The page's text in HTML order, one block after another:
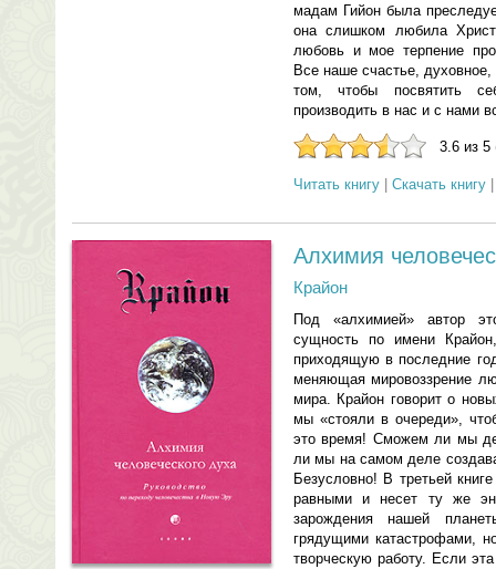
мадам Гийон была
она слишком любила
любовь и мое терпение
Все наше счастье,
том, чтобы посвятить
производить в нас и с нами
3.6 из 5
Читать книгу Скачать книгу
Алхимия
Крайон
Под «алхимией» автор
сущность по имени
приходящую в последние
меняющая мировоззрение
мира. Крайон говорит о
мы «стояли в очереди»,
это время! Сможем ли мы
ли мы на самом деле
Безусловно! В третьей
равными и несет ту же
зарождения нашей
грядущими катастрофами,
творческую работу. Если